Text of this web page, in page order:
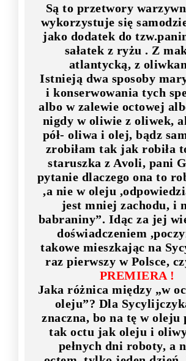
Są to przetwory
wykorzystuje się
jako dodatek do
sałatek z ryżu . Z
atlantycką, z
Istnieją dwa sposoby
i konserwowania tych
albo w zalewie octowej
nigdy w oliwie z oliwek,
pół- oliwa i olej, bądz
zrobiłam tak jak robiła
staruszka z Avoli, pani
pytanie dlaczego ona to
,a nie w oleju
jest mniej zachodu, i
babraniny”. Idąc za jej
doświadczeniem
takowe mieszkając na
raz pierwszy w Polsce,
PREMIERA !
Jaka różnica między „w
oleju”? Dla
znaczna, bo na tę w oleju
tak octu jak oleju i
pełnych dni roboty, a